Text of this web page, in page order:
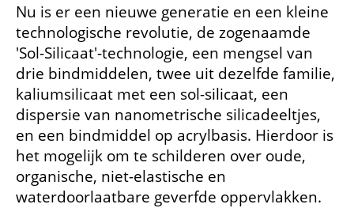
Nu is er een nieuwe generatie en een kleine
technologische revolutie, de zogenaamde
'Sol-Silicaat'-technologie, een mengsel van
drie bindmiddelen, twee uit dezelfde familie,
kaliumsilicaat met een sol-silicaat, een
dispersie van nanometrische silicadeeltjes,
en een bindmiddel op acrylbasis. Hierdoor is
het mogelijk om te schilderen over oude,
organische, niet-elastische en
waterdoorlaatbare geverfde oppervlakken.